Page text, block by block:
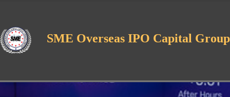
SME Overseas IPO Capital Group